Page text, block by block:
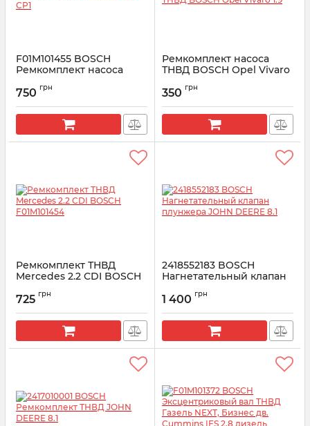
F01M101455 BOSCH
Ремкомплект насоса
Артикул:
750 грн
Ремкомплект насоса
ТНВД BOSCH Opel Vivaro
Артикул:
350 грн
Ремкомплект ТНВД
Mercedes 2.2 CDI BOSCH
Артикул:
725 грн
2418552183 BOSCH
Нагнетательный клапан
8.1
Артикул: 2418552183
1 400 грн